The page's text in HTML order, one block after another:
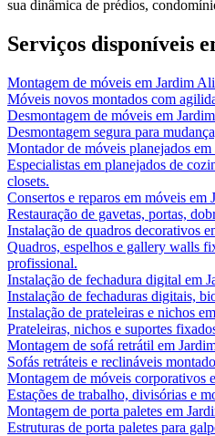
sua dinâmica de prédios,
Serviços disponíveis
Montagem de móveis em Jardim
Móveis novos montados com
Desmontagem de móveis em
Desmontagem segura para
Montador de móveis planejados em
Especialistas em planejados de
closets.
Consertos e reparos em móveis em
Restauração de gavetas, portas,
Instalação de quadros decorativos
Quadros, espelhos e gallery walls
profissional.
Instalação de fechadura digital em
Instalação de fechaduras digitais,
Instalação de prateleiras e nichos em
Prateleiras, nichos e suportes
Montagem de sofá retrátil em
Sofás retráteis e reclináveis
Montagem de móveis corporativos
Estações de trabalho, divisórias e
Montagem de porta paletes em
Estruturas de porta paletes para